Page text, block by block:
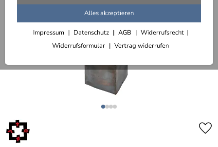
Alles akzeptieren
Impressum Datenschutz AGB
Widerrufsrecht
Widerrufsformular
Vertrag widerrufen